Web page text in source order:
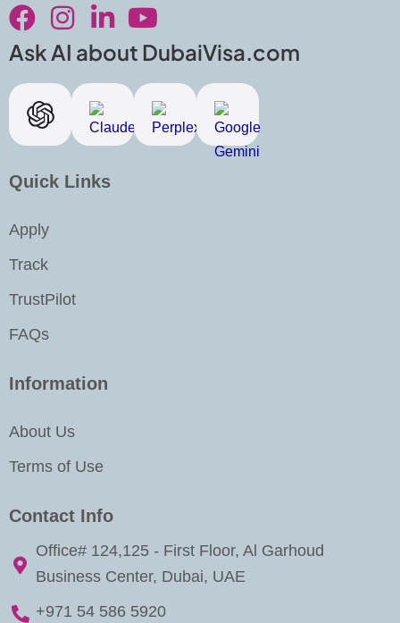
a
c
e
b
o
o
k
n
s
t
a
g
r
a
i
n
k
e
d
i
n
o
u
t
u
b
e
Ask AI about DubaiVisa.com
Quick Links
Apply
Track
TrustPilot
FAQs
Information
About Us
Terms of Use
Contact Info
Office# 124,125 - First Floor, Al Garhoud
Business Center, Dubai, UAE
+971 54 586 5920